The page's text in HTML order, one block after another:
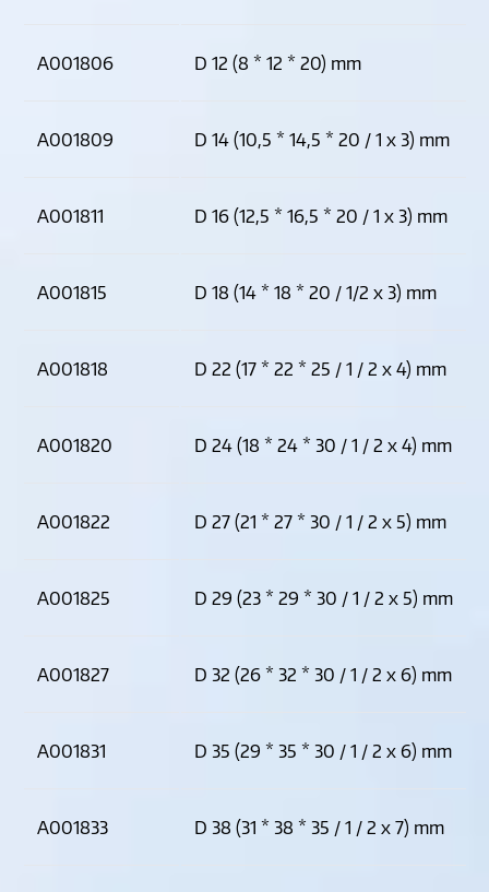
A001806 D 12 (8 * 12 * 20) mm
A001809 D 14 (10,5 * 14,5 * 20 / 1 x 3) mm
A001811 D 16 (12,5 * 16,5 * 20 / 1 x 3) mm
A001815 D 18 (14 * 18 * 20 / 1/2 x 3) mm
A001818 D 22 (17 * 22 * 25 / 1 / 2 x 4) mm
A001820 D 24 (18 * 24 * 30 / 1 / 2 x 4) mm
A001822 D 27 (21 * 27 * 30 / 1 / 2 x 5) mm
A001825 D 29 (23 * 29 * 30 / 1 / 2 x 5) mm
A001827 D 32 (26 * 32 * 30 / 1 / 2 x 6) mm
A001831 D 35 (29 * 35 * 30 / 1 / 2 x 6) mm
A001833 D 38 (31 * 38 * 35 / 1 / 2 x 7) mm